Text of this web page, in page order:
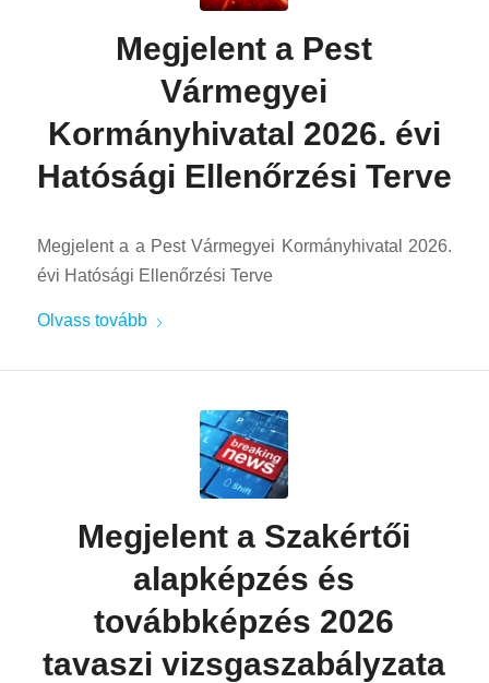
Megjelent a Pest
Vármegyei
Kormányhivatal 2026. évi
Hatósági Ellenőrzési Terve
Megjelent a a Pest Vármegyei Kormányhivatal 2026.
évi Hatósági Ellenőrzési Terve
Olvass tovább
Megjelent a Szakértői
alapképzés és
továbbképzés 2026
tavaszi vizsgaszabályzata